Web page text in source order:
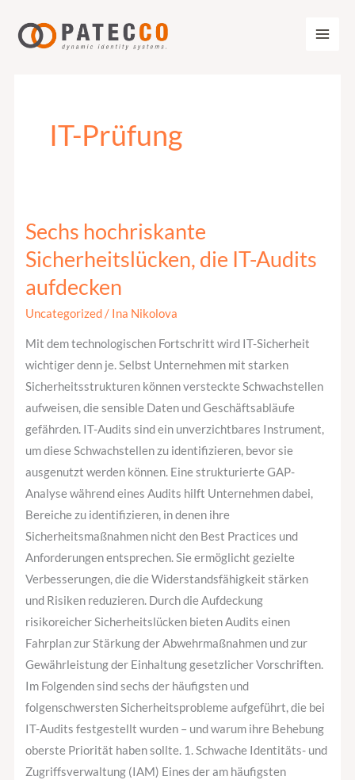
Inhalt
springen
IT-Prüfung
Sechs hochriskante
Sicherheitslücken, die IT-Audits
aufdecken
Uncategorized/ Ina Nikolova
Mit dem technologischen Fortschritt wird IT-Sicherheit
wichtiger denn je. Selbst Unternehmen mit starken
Sicherheitsstrukturen können versteckte Schwachstellen
aufweisen, die sensible Daten und Geschäftsabläufe
gefährden. IT-Audits sind ein unverzichtbares Instrument,
um diese Schwachstellen zu identifizieren, bevor sie
ausgenutzt werden können. Eine strukturierte GAP-
Analyse während eines Audits hilft Unternehmen dabei,
Bereiche zu identifizieren, in denen ihre
Sicherheitsmaßnahmen nicht den Best Practices und
Anforderungen entsprechen. Sie ermöglicht gezielte
Verbesserungen, die die Widerstandsfähigkeit stärken
und Risiken reduzieren. Durch die Aufdeckung
risikoreicher Sicherheitslücken bieten Audits einen
Fahrplan zur Stärkung der Abwehrmaßnahmen und zur
Gewährleistung der Einhaltung gesetzlicher Vorschriften.
Im Folgenden sind sechs der häufigsten und
folgenschwersten Sicherheitsprobleme aufgeführt, die bei
IT-Audits festgestellt wurden – und warum ihre Behebung
oberste Priorität haben sollte. 1. Schwache Identitäts- und
Zugriffsverwaltung (IAM) Eines der am häufigsten
Sechs
hochriskante
Sicherheitslücken,
die
IT-